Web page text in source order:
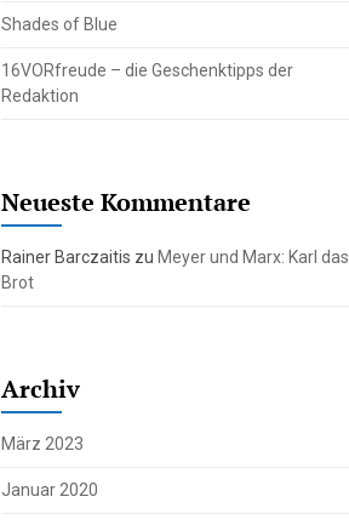
Shades of Blue
16VORfreude – die Geschenktipps der
Redaktion
Neueste Kommentare
Rainer Barczaitis zu Meyer und Marx: Karl das
Brot
Archiv
März 2023
Januar 2020